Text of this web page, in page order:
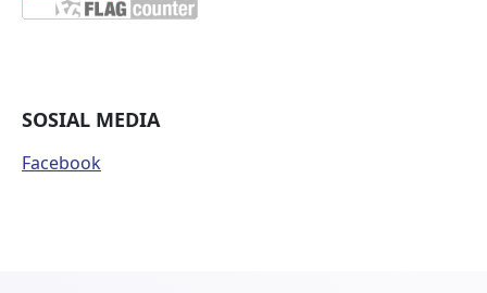
SOSIAL MEDIA
Facebook